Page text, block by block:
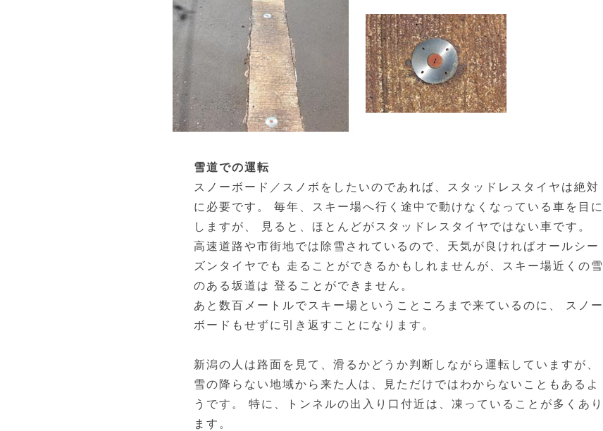
雪道での運転
スノーボード／スノボをしたいのであれば、スタッドレスタイヤは絶対
に必要です。 毎年、スキー場へ行く途中で動けなくなっている車を目に
しますが、 見ると、ほとんどがスタッドレスタイヤではない車です。
高速道路や市街地では除雪されているので、天気が良ければオールシー
ズンタイヤでも 走ることができるかもしれませんが、スキー場近くの雪
のある坂道は 登ることができません。
あと数百メートルでスキー場ということころまで来ているのに、 スノー
ボードもせずに引き返すことになります。
新潟の人は路面を見て、滑るかどうか判断しながら運転していますが、
雪の降らない地域から来た人は、見ただけではわからないこともあるよ
うです。 特に、トンネルの出入り口付近は、凍っていることが多くあり
ます。